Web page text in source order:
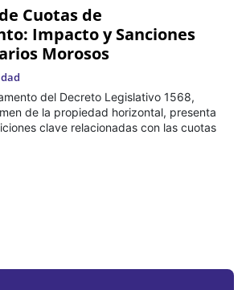
Cuotas de
Impacto y Sanciones
Morosos
del Decreto Legislativo 1568,
de la propiedad horizontal, presenta
clave relacionadas con las cuotas